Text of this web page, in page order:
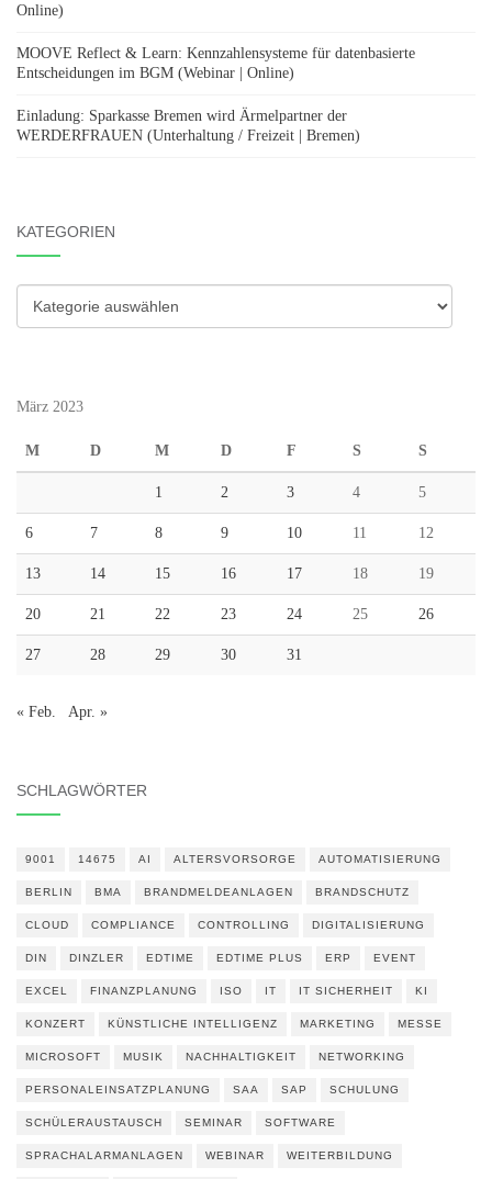
Online)
MOOVE Reflect & Learn: Kennzahlensysteme für datenbasierte
Entscheidungen im BGM (Webinar | Online)
Einladung: Sparkasse Bremen wird Ärmelpartner der
WERDERFRAUEN (Unterhaltung / Freizeit | Bremen)
KATEGORIEN
Kategorien
März 2023
M D M D F S S
1 2 3 4 5
6 7 8 9 10 11 12
13 14 15 16 17 18 19
20 21 22 23 24 25 26
27 28 29 30 31
« Feb. Apr. »
SCHLAGWÖRTER
9001 14675 AI ALTERSVORSORGE AUTOMATISIERUNG
BERLIN BMA BRANDMELDEANLAGEN BRANDSCHUTZ
CLOUD COMPLIANCE CONTROLLING DIGITALISIERUNG
DIN DINZLER EDTIME EDTIME PLUS ERP EVENT
EXCEL FINANZPLANUNG ISO IT IT SICHERHEIT KI
KONZERT KÜNSTLICHE INTELLIGENZ MARKETING MESSE
MICROSOFT MUSIK NACHHALTIGKEIT NETWORKING
PERSONALEINSATZPLANUNG SAA SAP SCHULUNG
SCHÜLERAUSTAUSCH SEMINAR SOFTWARE
SPRACHALARMANLAGEN WEBINAR WEITERBILDUNG